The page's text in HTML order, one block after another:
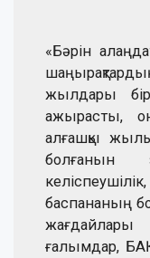
«Бәрін
жылдары
ажырасты,
алғашқы
болғанын
баспананың
жағдайлары
ғалымдар,